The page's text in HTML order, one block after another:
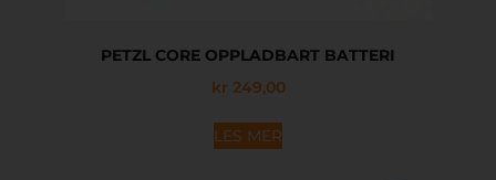
PETZL CORE OPPLADBART BATTERI
kr 249,00
LES MER